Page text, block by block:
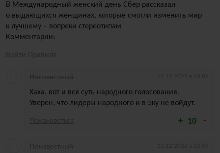
В Международный женский день Сбер рассказал
о выдающихся женщинах, которые смогли изменить мир
к лучшему – вопреки стереотипам
Комментарии:
10
Хаха, вот и вся суть народного голосования.
Уверен, что лидеры народного и в 5ку не войдут.